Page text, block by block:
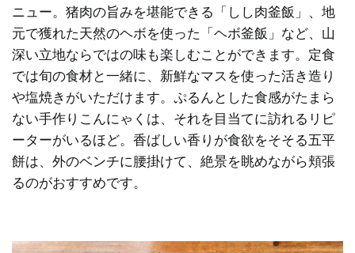
ニュー。猪肉の旨みを堪能できる「しし肉釜飯」、地
元で獲れた天然のヘボを使った「ヘボ釜飯」など、山
深い立地ならではの味も楽しむことができます。定食
では旬の食材と一緒に、新鮮なマスを使った活き造り
や塩焼きがいただけます。ぷるんとした食感がたまら
ない手作りこんにゃくは、それを目当てに訪れるリピ
ーターがいるほど。香ばしい香りが食欲をそそる五平
餅は、外のベンチに腰掛けて、絶景を眺めながら頬張
るのがおすすめです。